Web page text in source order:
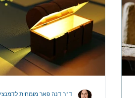
אלצהיימר
ד"ר דנה פאר מומחית